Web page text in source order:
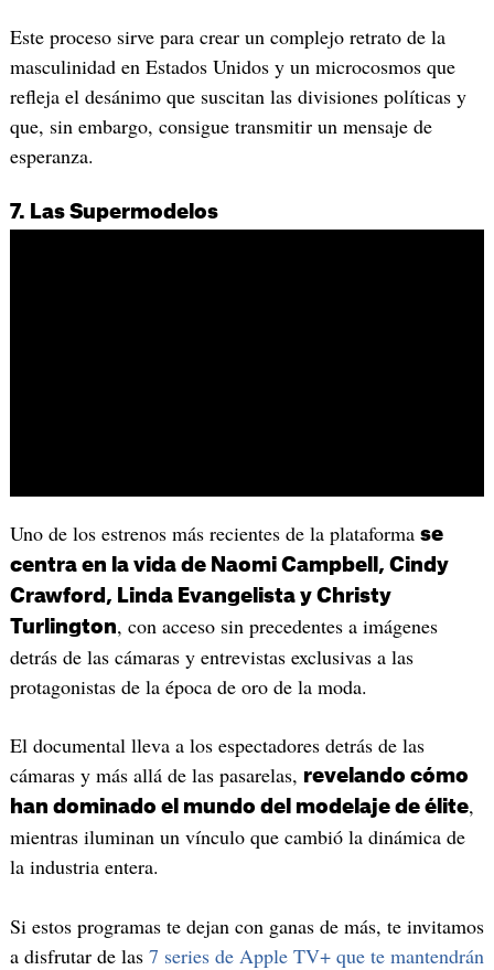
Este proceso sirve para crear un complejo retrato de la
masculinidad en Estados Unidos y un microcosmos que
refleja el desánimo que suscitan las divisiones políticas y
que, sin embargo, consigue transmitir un mensaje de
esperanza.
7. Las Supermodelos
Uno de los estrenos más recientes de la plataforma se
centra en la vida de Naomi Campbell, Cindy
Crawford, Linda Evangelista y Christy
Turlington, con acceso sin precedentes a imágenes
detrás de las cámaras y entrevistas exclusivas a las
protagonistas de la época de oro de la moda.
El documental lleva a los espectadores detrás de las
cámaras y más allá de las pasarelas, revelando cómo
han dominado el mundo del modelaje de élite,
mientras iluminan un vínculo que cambió la dinámica de
la industria entera.
Si estos programas te dejan con ganas de más, te invitamos
a disfrutar de las 7 series de Apple TV+ que te mantendrán